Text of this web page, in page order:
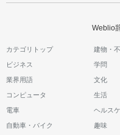
Weblio
カテゴリトップ 建物・
ビジネス 学問
業界用語 文化
コンピュータ 生活
電車 ヘルス
自動車・バイク 趣味